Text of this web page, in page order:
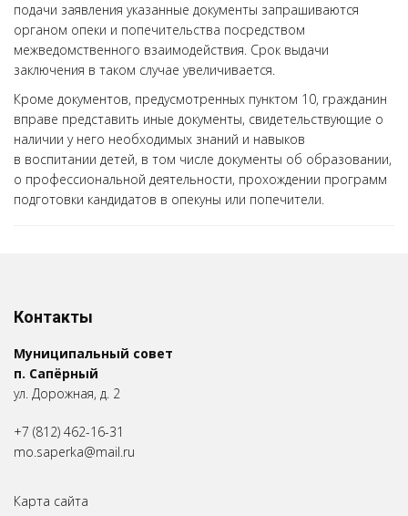
подачи заявления указанные документы запрашиваются
органом опеки и попечительства посредством
межведомственного взаимодействия. Срок выдачи
заключения в таком случае увеличивается.
Кроме документов, предусмотренных пунктом 10, гражданин
вправе представить иные документы, свидетельствующие о
наличии у него необходимых знаний и навыков
в воспитании детей, в том числе документы об образовании,
о профессиональной деятельности, прохождении программ
подготовки кандидатов в опекуны или попечители.
Контакты
Муниципальный совет
п. Сапёрный
ул. Дорожная, д. 2
+7 (812) 462-16-31
mo.saperka@mail.ru
Карта сайта